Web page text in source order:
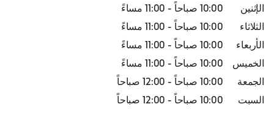
الإثنين
10:00 صباحاً - 11:00 مساءً
الثلاثاء
10:00 صباحاً - 11:00 مساءً
الأربعاء
10:00 صباحاً - 11:00 مساءً
الخميس
10:00 صباحاً - 11:00 مساءً
الجمعة
10:00 صباحاً - 12:00 صباحاً
السبت
10:00 صباحاً - 12:00 صباحاً